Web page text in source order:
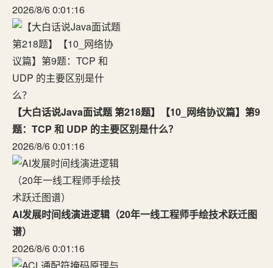
2026/8/6 0:01:16
【大白话说Java面试题 第218题】【10_网络协议篇】第9
题：TCP 和 UDP 的主要区别是什么？
2026/8/6 0:01:16
AI发展时间线演进逻辑（20年一线工程师手绘技术跃迁图
谱）
2026/8/6 0:01:16